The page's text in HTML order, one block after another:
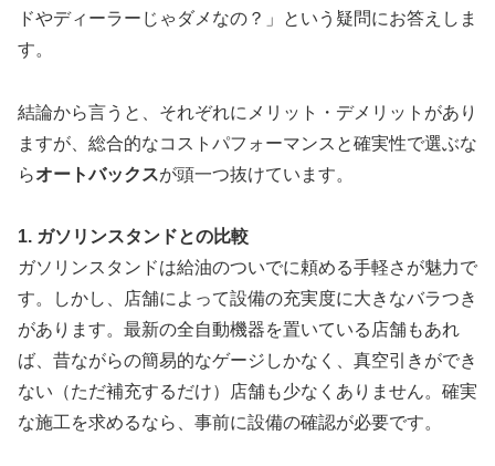
ドやディーラーじゃダメなの？」という疑問にお答えしま
す。
結論から言うと、それぞれにメリット・デメリットがあり
ますが、総合的なコストパフォーマンスと確実性で選ぶな
らオートバックスが頭一つ抜けています。
1. ガソリンスタンドとの比較
ガソリンスタンドは給油のついでに頼める手軽さが魅力で
す。しかし、店舗によって設備の充実度に大きなバラつき
があります。最新の全自動機器を置いている店舗もあれ
ば、昔ながらの簡易的なゲージしかなく、真空引きができ
ない（ただ補充するだけ）店舗も少なくありません。確実
な施工を求めるなら、事前に設備の確認が必要です。